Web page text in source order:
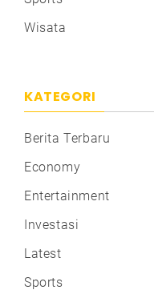
Wisata
KATEGORI
Berita Terbaru
Economy
Entertainment
Investasi
Latest
Sports